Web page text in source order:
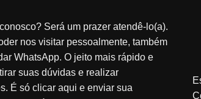
Será um prazer atendê-lo(a).
nos visitar pessoalmente, também
WhatsApp. O jeito mais rápido e
suas dúvidas e realizar
É só clicar aqui e enviar sua